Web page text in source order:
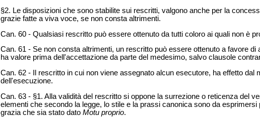
§2. Le disposizioni che sono stabilite sui rescritti, valgono anche per la
grazie fatte a viva voce, se non consta altrimenti.
Can. 60 - Qualsiasi rescritto può essere ottenuto da tutti coloro ai quali non è
Can. 61 - Se non consta altrimenti, un rescritto può essere ottenuto a favore
ha valore prima dell'accettazione da parte del medesimo, salvo clausole
Can. 62 - Il rescritto in cui non viene assegnato alcun esecutore, ha effetto dal
dell'esecuzione.
Can. 63 - §1. Alla validità del rescritto si oppone la surrezione o reticenza del
elementi che secondo la legge, lo stile e la prassi canonica sono da
grazia che sia stato dato Motu proprio.